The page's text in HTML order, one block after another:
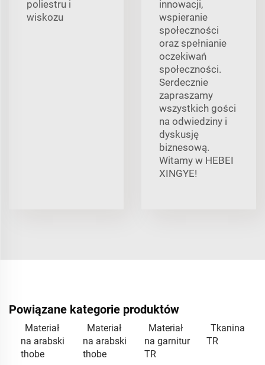
poliestru i
wiskozu
innowacji,
wspieranie
społeczności
oraz spełnianie
oczekiwań
społeczności.
Serdecznie
zapraszamy
wszystkich gości
na odwiedziny i
dyskusję
biznesową.
Witamy w HEBEI
XINGYE!
Powiązane kategorie produktów
Materiał
na arabski
thobe
Materiał
na arabski
thobe
Materiał
na garnitur
TR
Tkanina
TR